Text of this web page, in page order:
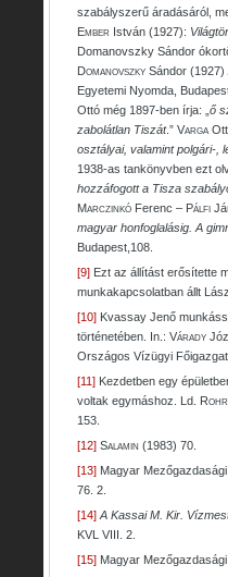
szabályszerű áradásáról,
Ember István (1927):
Domanovszky Sándor
Domanovszky Sándor (1927)
Egyetemi Nyomda,
Ottó még 1897-ben írja: „ ő
zabolátlan Tiszát.” Varga
osztályai, valamint polgári-,
1938-as tankönyvben ezt
hozzáfogott a Tisza
Marczinkó Ferenc – Pálfi
magyar honfoglalásig. A
Budapest,108.
[9] Ezt az állítást erősítette
munkakapcsolatban állt
[10] Kvassay Jenő
történetében. In.: Várady
Országos Vízügyi
[11] Kezdetben egy
voltak egymáshoz. Ld.
153.
[12] Salamin (1983) 70.
[13] Magyar
76. 2.
[14] A Kassai M. Kir.
KVL VIII. 2.
[15] Magyar